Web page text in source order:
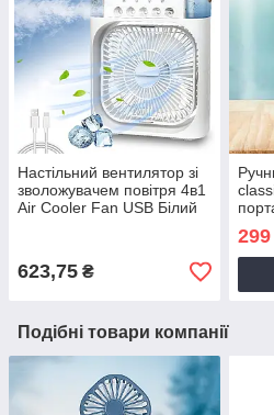
Настільний вентилятор зі
зволожувачем повітря 4в1
Air Cooler Fan USB Білий
623,75 ₴
299
Подібні товари компанії